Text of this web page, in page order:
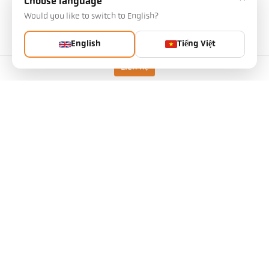
Liên hệ
Phiên bản
CellaTemp PR 18 AF 1
0 - 500 °C
kính thước của đối tượng
11 mm
Would you like to switch to English?
English Tiếng Việt